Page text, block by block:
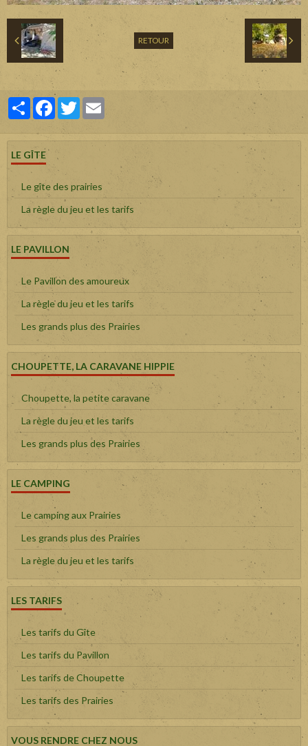
RETOUR
PartagerFacebook
Twitter
LE GÎTE
Le gîte des prairies
La règle du jeu et les tarifs
LE PAVILLON
Le Pavillon des amoureux
La règle du jeu et les tarifs
Les grands plus des Prairies
CHOUPETTE, LA CARAVANE HIPPIE
Choupette, la petite caravane
La règle du jeu et les tarifs
Les grands plus des Prairies
LE CAMPING
Le camping aux Prairies
Les grands plus des Prairies
La règle du jeu et les tarifs
LES TARIFS
Les tarifs du Gîte
Les tarifs du Pavillon
Les tarifs de Choupette
Les tarifs des Prairies
VOUS RENDRE CHEZ NOUS